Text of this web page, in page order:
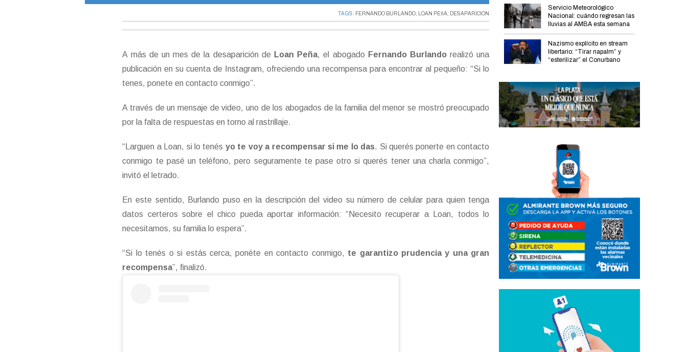
TAGS: FERNANDO BURLANDO, LOAN PEñA, DESAPARICION
A más de un mes de la desaparición de Loan Peña, el abogado Fernando Burlandorealizó una
publicación en su cuenta de Instagram, ofreciendo una recompensa para encontrar al pequeño: “Si lo
tenes, ponete en contacto conmigo”.
A través de un mensaje de video, uno de los abogados de la familia del menor se mostró preocupado
por la falta de respuestas en torno al rastrillaje.
“Larguen a Loan, si lo tenés yo te voy a recompensar si me lo das. Si querés ponerte en contacto
conmigo te pasé un teléfono, pero seguramente te pase otro si querés tener una charla conmigo”,
invitó el letrado.
En este sentido, Burlando puso en la descripción del video su número de celular para quien tenga
datos certeros sobre el chico pueda aportar información: “Necesito recuperar a Loan, todos lo
necesitamos, su familia lo espera”.
“Si lo tenés o si estás cerca, ponéte en contacto conmigo, te garantizo prudencia y una gran
recompensa”, finalizó.
Servicio Meteorológico
Nacional: cuándo regresan las
lluvias al AMBA esta semana
Nazismo explícito en stream
libertario: “Tirar napalm” y
“esterilizar” el Conurbano